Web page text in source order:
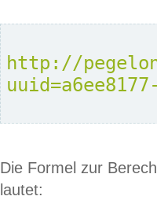
http://
Die Formel zur
lautet: